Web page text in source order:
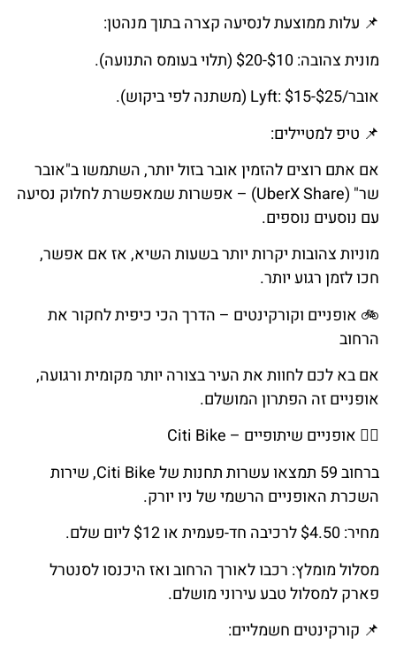
📌 עלותממוצעתלנסיעה קצרהבתוךמנהטן:
מונית צהובה: $10-$20 (תלוי בעומס התנועה).
אובר/Lyft: $15-$25 (משתנה לפי ביקוש).
📌 טיפלמטיילים:
אם אתם רוצים להזמין אובר בזול יותר, השתמשו ב"אובר
שר" (UberX Share) – אפשרות שמאפשרת לחלוק נסיעה
עם נוסעים נוספים.
מוניות צהובות יקרות יותר בשעות השיא, אז אם אפשר,
חכו לזמן רגוע יותר.
🚲 אופניים וקורקינטים – הדרךהכיכיפיתלחקוראת
הרחוב
אם בא לכם לחוות את העיר בצורה יותר מקומית ורגועה,
אופניים זה הפתרון המושלם.
🚴‍ אופניים שיתופיים –
ברחוב 59 תמצאו עשרות תחנות של Citi Bike, שירות
השכרת האופניים הרשמי של ניו יורק.
מחיר: $4.50 לרכיבה חד-פעמית או $12 ליום שלם.
מסלול מומלץ: רכבו לאורך הרחוב ואז היכנסו לסנטרל
פארק למסלול טבע עירוני מושלם.
📌 קורקינטים חשמליים: